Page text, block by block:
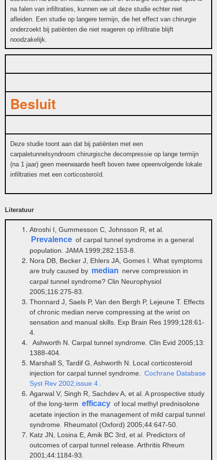
na falen van infiltraties, kunnen we uit deze studie echter niet
afleiden. Een studie op langere termijn, die het effect van chirurgie
onderzoekt bij patiënten die niet reageren op infiltratie blijft
noodzakelijk.
Besluit
Deze studie toont aan dat bij patiënten met een
carpaletunnelsyndroom chirurgische decompressie op lange termijn
(na 1 jaar) geen meerwaarde heeft boven twee opeenvolgende lokale
infiltraties met een corticosteroïd.
Literatuur
Atroshi I, Gummesson C, Johnsson R, et al.
Prevalence of carpal tunnel syndrome in a general
population. JAMA 1999;282:153-8.
Nora DB, Becker J, Ehlers JA, Gomes I. What symptoms
are truly caused by median nerve compression in
carpal tunnel syndrome? Clin Neurophysiol
2005;116:275-83.
Thonnard J, Saels P, Van den Bergh P, Lejeune T. Effects
of chronic median nerve compressing at the wrist on
sensation and manual skills. Exp Brain Res 1999;128:61-
4.
Ashworth N. Carpal tunnel syndrome. Clin Evid 2005;13:
1388-404.
Marshall S, Tardif G, Ashworth N. Local corticosteroid
injection for carpal tunnel syndrome. Cochrane Database
Syst Rev 2002;issue 4 .
Agarwal V, Singh R, Sachdev A, et al. A prospective study
of the long-term efficacy of local methyl prednisolone
acetate injection in the management of mild carpal tunnel
syndrome. Rheumatol (Oxford) 2005;44:647-50.
Katz JN, Losina E, Amik BC 3rd, et al. Predictors of
outcomes of carpal tunnel release. Arthritis Rheum
2001;44:1184-93.